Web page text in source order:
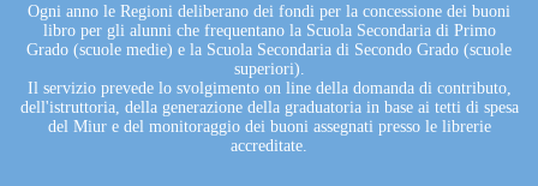
Ogni anno le Regioni deliberano dei fondi per la concessione dei buoni
libro per gli alunni che frequentano la Scuola Secondaria di Primo
Grado (scuole medie) e la Scuola Secondaria di Secondo Grado (scuole
superiori).
Il servizio prevede lo svolgimento on line della domanda di contributo,
dell'istruttoria, della generazione della graduatoria in base ai tetti di spesa
del Miur e del monitoraggio dei buoni assegnati presso le librerie
accreditate.